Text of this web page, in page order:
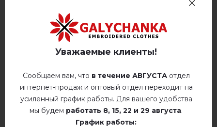
ОТЗЫВЫ О ЗЛАГОДА (БЕЖЕВАЯ СВ. С СИНИМ)
Немає відгуків про цей товар.
добавьте свой отзыв о Злагода (бежевая св. с
Уважаемые клиенты!
Сообщаем вам, что в течение АВГУСТАотдел
интернет-продаж и оптовый отдел переходит на
усиленный график работы. Для вашего удобства
мы будем работать 8, 15, 22 и 29 августа.
График работы: